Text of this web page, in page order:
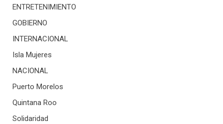
ENTRETENIMIENTO
GOBIERNO
INTERNACIONAL
Isla Mujeres
NACIONAL
Puerto Morelos
Quintana Roo
Solidaridad